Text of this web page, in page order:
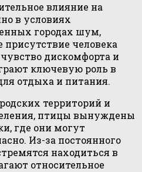
влияние на
в условиях
городах шум,
человека
дискомфорта и
ключевую роль в
отдыха и питания.
территорий и
птицы вынуждены
где они могут
Из-за постоянного
находиться в
относительное